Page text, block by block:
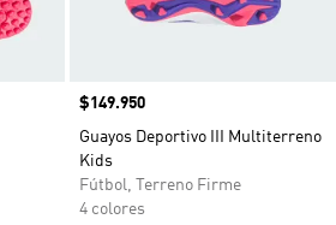
Precio
$149.950
Guayos Deportivo III Multiterreno
Kids
Fútbol, Terreno Firme
4 colores